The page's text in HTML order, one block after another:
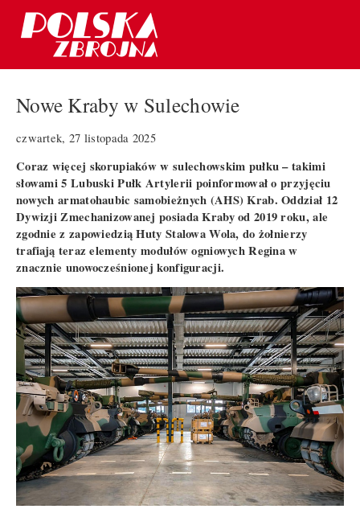
Nowe Kraby w Sulechowie
czwartek, 27 listopada 2025
Coraz więcej skorupiaków w sulechowskim pułku – takimi
słowami 5 Lubuski Pułk Artylerii poinformował o przyjęciu
nowych armatohaubic samobieżnych (AHS) Krab. Oddział 12
Dywizji Zmechanizowanej posiada Kraby od 2019 roku, ale
zgodnie z zapowiedzią Huty Stalowa Wola, do żołnierzy
trafiają teraz elementy modułów ogniowych Regina w
znacznie unowocześnionej konfiguracji.